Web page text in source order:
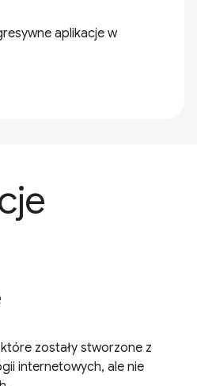
aplikacje w
zostały stworzone z
internetowych, ale nie